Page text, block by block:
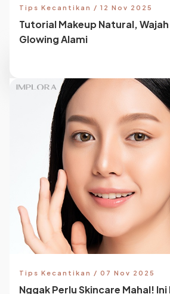
Tips Kecantikan / 12 Nov 2025
Tutorial Makeup Natural,
Glowing Alami
Tips Kecantikan / 07 Nov 2025
Nggak Perlu Skincare Mahal!